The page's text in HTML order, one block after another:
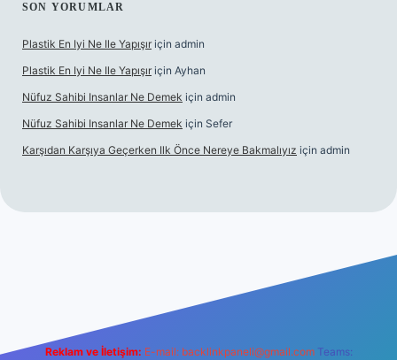
SON YORUMLAR
Plastik En Iyi Ne Ile Yapışır için admin
Plastik En Iyi Ne Ile Yapışır için Ayhan
Nüfuz Sahibi Insanlar Ne Demek için admin
Nüfuz Sahibi Insanlar Ne Demek için Sefer
Karşıdan Karşıya Geçerken Ilk Önce Nereye Bakmalıyız için admin
Reklam ve İletişim: E-mail: backlinkpaneli@gmail.com Teams: